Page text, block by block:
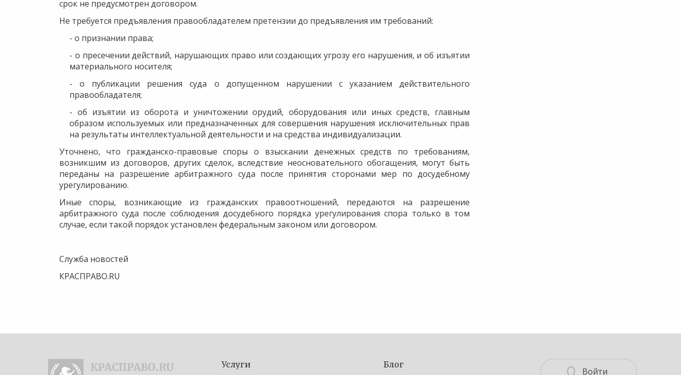
срок не предусмотрен договором.
Не требуется предъявления правообладателем претензии до предъявления им требований:
- о признании права;
- о пресечении действий, нарушающих право или создающих угрозу его нарушения, и об изъятии
материального носителя;
- о публикации решения суда о допущенном нарушении с указанием действительного
правообладателя;
- об изъятии из оборота и уничтожении орудий, оборудования или иных средств, главным
образом используемых или предназначенных для совершения нарушения исключительных прав
на результаты интеллектуальной деятельности и на средства индивидуализации.
Уточнено, что гражданско-правовые споры о взыскании денежных средств по требованиям,
возникшим из договоров, других сделок, вследствие неосновательного обогащения, могут быть
переданы на разрешение арбитражного суда после принятия сторонами мер по досудебному
урегулированию.
Иные споры, возникающие из гражданских правоотношений, передаются на разрешение
арбитражного суда после соблюдения досудебного порядка урегулирования спора только в том
случае, если такой порядок установлен федеральным законом или договором.
Служба новостей
КРАСПРАВО.RU
Услуги Блог
Войти